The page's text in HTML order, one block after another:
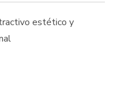
estético y